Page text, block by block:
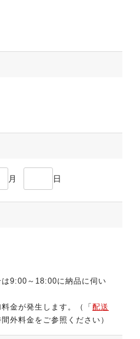
月 日
9:00～18:00に納品に伺い
金が発生します。（「 配送
外料金をご参照ください）